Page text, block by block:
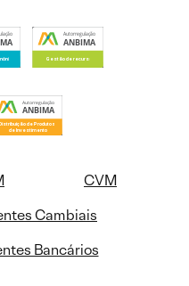
CVM
Cambiais
Bancários